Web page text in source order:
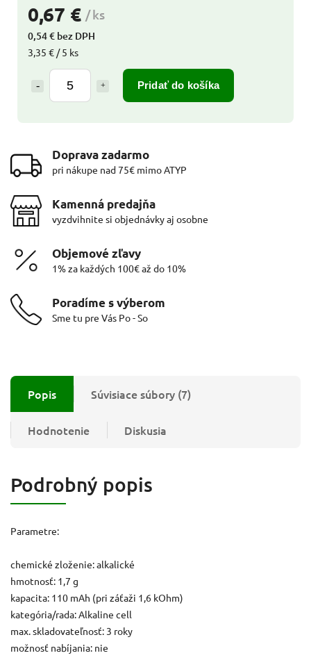
0,67 € / ks
0,54 € bez DPH
3,35 € / 5 ks
Pridať do košíka
Doprava zadarmo
pri nákupe nad 75€ mimo ATYP
Kamenná predajňa
vyzdvihnite si objednávky aj osobne
Objemové zľavy
1% za každých 100€ až do 10%
Poradíme s výberom
Sme tu pre Vás Po - So
Popis Súvisiace súbory (7)
Hodnotenie Diskusia
Podrobný popis
Parametre:
chemické zloženie: alkalické
hmotnosť: 1,7 g
kapacita: 110 mAh (pri záťaži 1,6 kOhm)
kategória/rada: Alkaline cell
max. skladovateľnosť: 3 roky
možnosť nabíjania: nie